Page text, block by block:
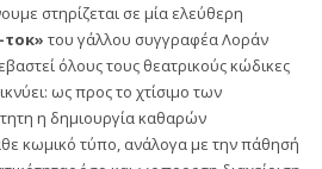
στηρίζεται σε μία ελεύθερη
τοκ» του γάλλου συγγραφέα Λοράν
όλους τους θεατρικούς κώδικες
ως προς το χτίσιμο των
η δημιουργία καθαρών
κωμικό τύπο, ανάλογα με την πάθησή